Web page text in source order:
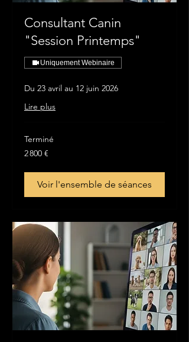
Consultant Canin
"Session Printemps"
Uniquement Webinaire
Du 23 avril au 12 juin 2026
Lire plus
Terminé
2 800
euros
2 800 €
Voir l'ensemble de séances